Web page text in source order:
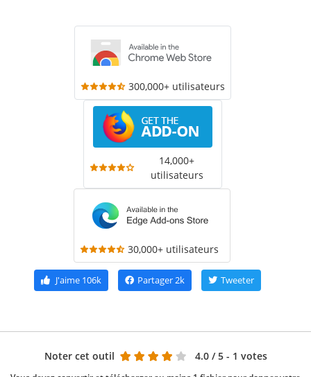
300,000+ utilisateurs
14,000+
utilisateurs
30,000+ utilisateurs
J'aime106k Partager2k Tweeter
Noter cet outil 4.0 / 5 - 1 votes